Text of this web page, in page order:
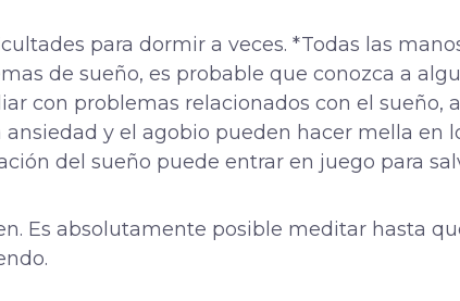
para dormir a veces. *Todas las
de sueño, es probable que conozca a
con problemas relacionados con el sueño,
ansiedad y el agobio pueden hacer mella en
del sueño puede entrar en juego para
Es absolutamente posible meditar hasta